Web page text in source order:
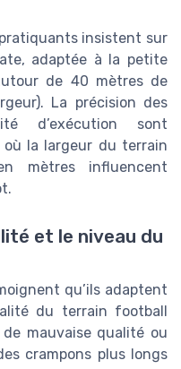
insistent sur
adaptée à la petite
de 40 mètres de
La précision des
d’exécution sont
la largeur du terrain
mètres influencent
et le niveau du
qu’ils adaptent
du terrain football
mauvaise qualité ou
crampons plus longs